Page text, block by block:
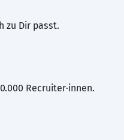
zu Dir passt.
Recruiter·innen.